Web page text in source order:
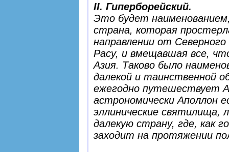
II. Гиперборейский.
Это будет
страна, которая
направлении от
Расу, и вмещавшая все,
Азия. Таково было
далекой и таинственной
ежегодно путешествует
астрономически Аполлон
эллинические святилища,
далекую страну, где, как
заходит на протяжении